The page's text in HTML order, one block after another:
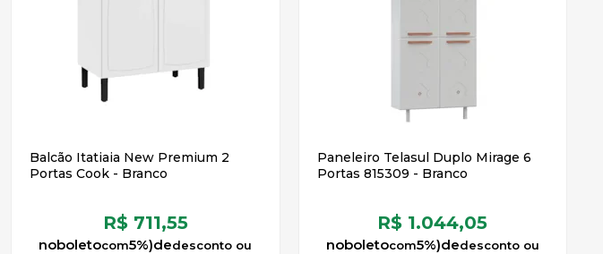
Balcão Itatiaia New Premium 2
Portas Cook - Branco
R$ 711,55
de
5%)
noboleto
Paneleiro Telasul Duplo Mirage 6
Portas 815309 - Branco
R$ 1.044,05
de
5%)
noboleto